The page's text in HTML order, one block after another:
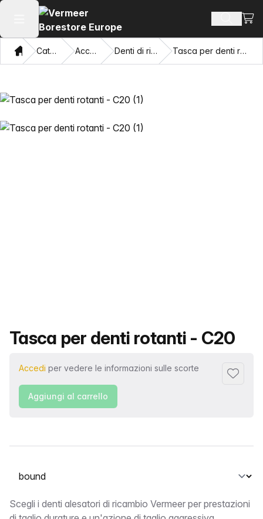
Apri il menu principale Cerca
Home page
Catalogo Accessori Denti di ricambio Tasca per denti rotanti - C20
Nome del prodotto
Tasca per denti rotanti - C20
Accedi per vedere le informazioni sulle scorte
Aggiungi al carrello
Seleziona una scheda
bound
Scegli i denti alesatori di ricambio Vermeer per prestazioni